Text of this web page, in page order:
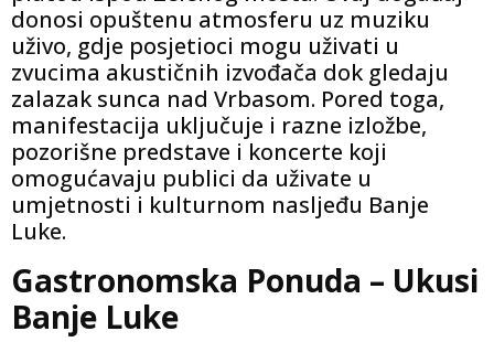
donosi opuštenu atmosferu uz muziku
uživo, gdje posjetioci mogu uživati ​​u
zvucima akustičnih izvođača dok gledaju
zalazak sunca nad Vrbasom. Pored toga,
manifestacija uključuje i razne izložbe,
pozorišne predstave i koncerte koji
omogućavaju publici da uživate u
umjetnosti i kulturnom nasljeđu Banje
Luke.
Gastronomska Ponuda – Ukusi
Banje Luke